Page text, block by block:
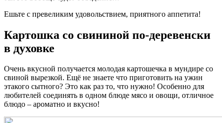
Ешьте с превеликим удовольствием, приятного аппетита!
Картошка со свининой по-деревенски
в духовке
Очень вкусной получается молодая картошечка в мундире со
свиной вырезкой. Ещё не знаете что приготовить на ужин
этакого сытного? Это как раз то, что нужно! Особенно для
любителей соединять в одном блюде мясо и овощи, отличное
блюдо – ароматно и вкусно!